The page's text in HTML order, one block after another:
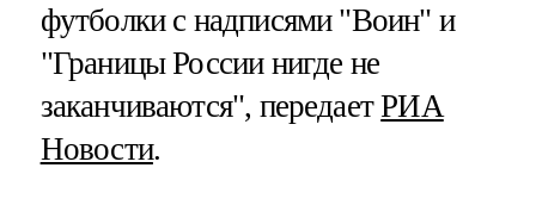
футболки с надписями "Воин" и
"Границы России нигде не
заканчиваются", передаетРИА
Новости.